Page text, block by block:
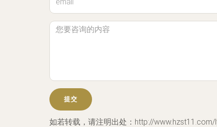
如若转载，请注明出处：http://www.hzst11.com/